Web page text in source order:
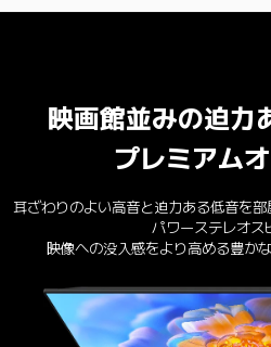
映画館並みの迫力
プレミアム
耳ざわりのよい高音と迫力ある低音を
パワーステレオス
映像への没入感をより高める豊か